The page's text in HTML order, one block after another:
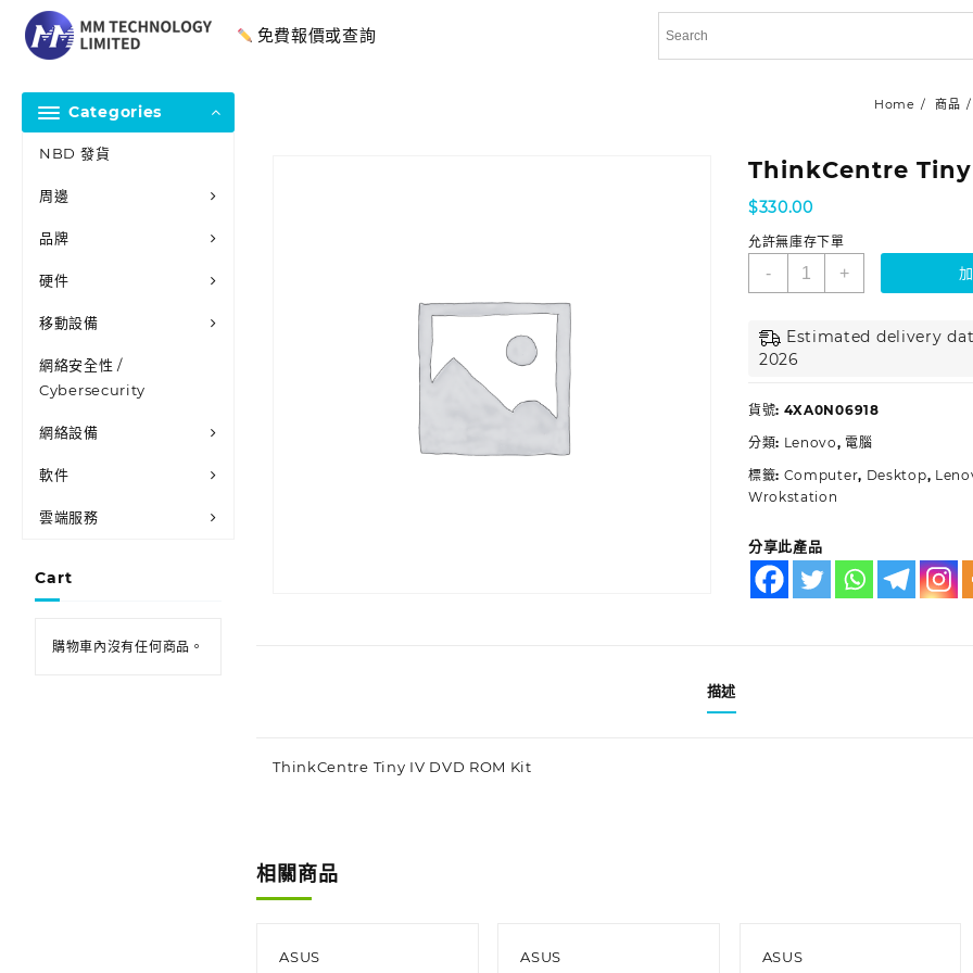
免費報價或查詢
Categories
NBD 發貨
周邊
品牌
硬件
移動設備
網絡安全性 /
Cybersecurity
網絡設備
軟件
雲端服務
Cart
購物車內沒有任何商品。
Home 商品
ThinkCentre
$330.00
允許無庫存下單
- +
Estimated delivery
2026
貨號: 4XA0N06918
分類: Lenovo, 電腦
標籤: Computer, Desktop,
Wrokstation
分享此產品
描述
ThinkCentre Tiny IV DVD ROM Kit
相關商品
ASUS ASUS ASUS